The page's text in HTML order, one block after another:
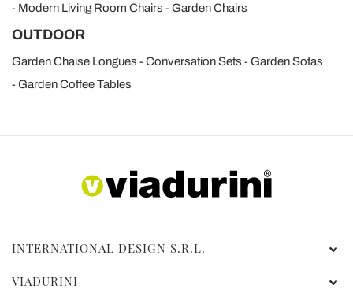
Modern Living Room Chairs
Garden Chairs
OUTDOOR
Garden Chaise Longues Conversation Sets
Garden Sofas
Garden Coffee Tables
INTERNATIONAL DESIGN S.R.L.
VIADURINI